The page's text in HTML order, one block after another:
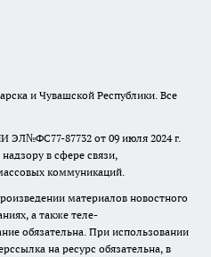
и Чувашской Республики. Все
ЭЛ№ФС77-87732 от 09 июля 2024 г.
в сфере связи,
коммуникаций.
материалов новостного
а также теле-
обязательна. При использовании
на ресурс обязательна, в